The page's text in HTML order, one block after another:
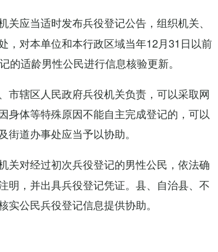
应当适时发布兵役登记公告，组织机关、
，对本单位和本行政区域当年12月31日以前
适龄男性公民进行信息核验更新。
市辖区人民政府兵役机关负责，可以采取网
身体等特殊原因不能自主完成登记的，可以
道办事处应当予以协助。
对经过初次兵役登记的男性公民，依法确
明，并出具兵役登记凭证。县、自治县、不
公民兵役登记信息提供协助。